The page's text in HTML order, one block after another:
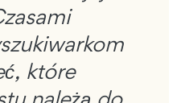
które